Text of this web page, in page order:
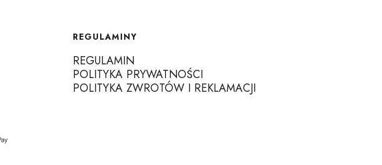
REGULAMINY
REGULAMIN
POLITYKA PRYWATNOŚCI
POLITYKA ZWROTÓW I REKLAMACJI